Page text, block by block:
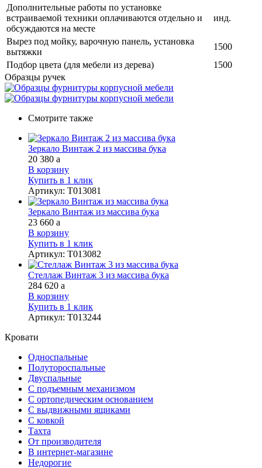
Дополнительные работы по установке
встраиваемой техники оплачиваются отдельно и
обсуждаются на месте
инд.
Вырез под мойку, варочную панель, установка
вытяжки
1500
Подбор цвета (для мебели из дерева)
1500
Образцы ручек
Смотрите также
Зеркало Винтаж 2 из массива бука
20 380 a
В корзину
Купить в 1 клик
Артикул: Т013081
Зеркало Винтаж из массива бука
23 660 a
В корзину
Купить в 1 клик
Артикул: Т013082
Стеллаж Винтаж 3 из массива бука
284 620 a
В корзину
Купить в 1 клик
Артикул: Т013244
Кровати
Односпальные
Полутороспальные
Двуспальные
С подъемным механизмом
С ортопедическим основанием
С выдвижными ящиками
С ковкой
Тахта
От производителя
В интернет-магазине
Недорогие